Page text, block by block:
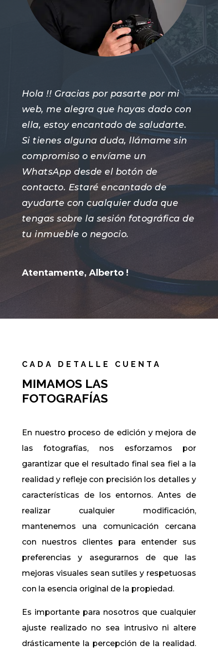
Hola !! Gracias por pasarte por mi
web, me alegra que hayas dado con
ella, estoy encantado de saludarte.
Si tienes alguna duda, llámame sin
compromiso o envíame un
WhatsApp desde el botón de
contacto. Estaré encantado de
ayudarte con cualquier duda que
tengas sobre la sesión fotográfica de
tu inmueble o negocio.
Atentamente, Alberto !
CADA DETALLE CUENTA
MIMAMOS LAS
FOTOGRAFÍAS
En nuestro proceso de edición y mejora de
las fotografías, nos esforzamos por
garantizar que el resultado final sea fiel a la
realidad y refleje con precisión los detalles y
características de los entornos. Antes de
realizar cualquier modificación,
mantenemos una comunicación cercana
con nuestros clientes para entender sus
preferencias y asegurarnos de que las
mejoras visuales sean sutiles y respetuosas
con la esencia original de la propiedad.
Es importante para nosotros que cualquier
ajuste realizado no sea intrusivo ni altere
drásticamente la percepción de la realidad.